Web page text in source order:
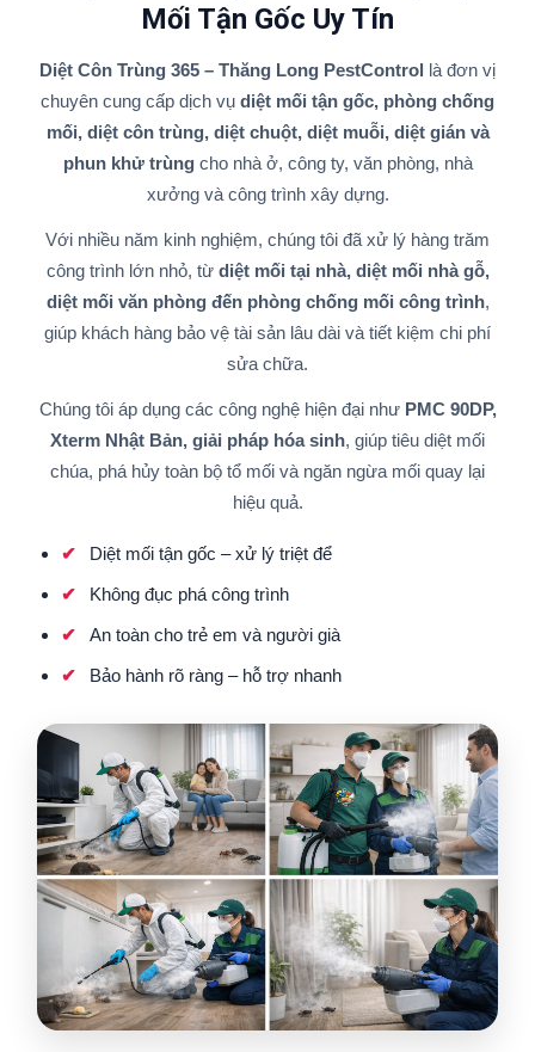
Mối Tận Gốc Uy Tín
Diệt Côn Trùng 365 – Thăng Long PestControl là đơn vị
chuyên cung cấp dịch vụ diệt mối tận gốc, phòng chống
mối, diệt côn trùng, diệt chuột, diệt muỗi, diệt gián và
phun khử trùngcho nhà ở, công ty, văn phòng, nhà
xưởng và công trình xây dựng.
Với nhiều năm kinh nghiệm, chúng tôi đã xử lý hàng trăm
công trình lớn nhỏ, từ diệt mối tại nhà, diệt mối nhà gỗ,
diệt mối văn phòng đến phòng chống mối công trình,
giúp khách hàng bảo vệ tài sản lâu dài và tiết kiệm chi phí
sửa chữa.
Chúng tôi áp dụng các công nghệ hiện đại như PMC 90DP,
Xterm Nhật Bản, giải pháp hóa sinh, giúp tiêu diệt mối
chúa, phá hủy toàn bộ tổ mối và ngăn ngừa mối quay lại
hiệu quả.
Diệt mối tận gốc – xử lý triệt để
Không đục phá công trình
An toàn cho trẻ em và người già
Bảo hành rõ ràng – hỗ trợ nhanh